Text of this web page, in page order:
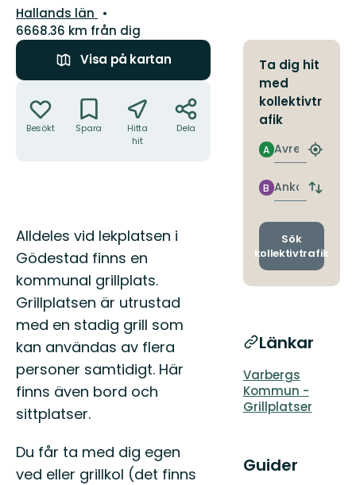
Län:
Hallands län
6668.36 km från dig
Visa på kartan
Besökt Spara
Hitta
hit
Dela
Beskrivning
Alldeles vid lekplatsen i
Gödestad finns en
kommunal grillplats.
Grillplatsen är utrustad
med en stadig grill som
kan användas av flera
personer samtidigt. Här
finns även bord och
sittplatser.
Du får ta med dig egen
ved eller grillkol (det finns
Ta dig hit
med
kollektivtr
afik
Avresa
A
Hitta
Ankomst
B
Byt
och
Sök
kollektivtrafik
Länkar
Varbergs
Kommun -
Grillplatser
Guider